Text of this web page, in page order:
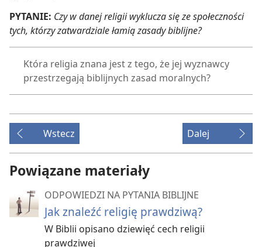
PYTANIE: Czy w danej religii wyklucza się ze społeczności
tych, którzy zatwardziale łamią zasady biblijne?
Która religia znana jest z tego, że jej wyznawcy
przestrzegają biblijnych zasad moralnych?
Wstecz Dalej
Powiązane materiały
ODPOWIEDZI NA PYTANIA BIBLIJNE
Jak znaleźć religię prawdziwą?
W Biblii opisano dziewięć cech religii
prawdziwej